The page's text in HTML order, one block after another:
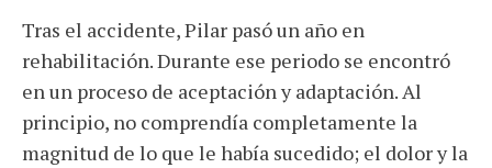
Tras el accidente, Pilar pasó un año en
rehabilitación. Durante ese periodo se encontró
en un proceso de aceptación y adaptación. Al
principio, no comprendía completamente la
magnitud de lo que le había sucedido; el dolor y la